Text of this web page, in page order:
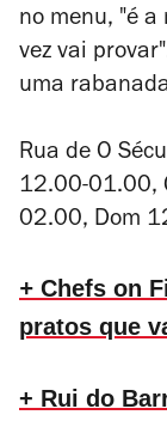
no menu, "é a
vez vai
uma
Rua de O
12.00-01.00,
02.00, Dom
+ Chefs on
pratos que
+ Rui do